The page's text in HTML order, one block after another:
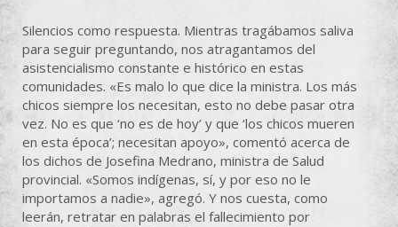
Silencios como respuesta. Mientras tragábamos saliva
para seguir preguntando, nos atragantamos del
asistencialismo constante e histórico en estas
comunidades. «Es malo lo que dice la ministra. Los más
chicos siempre los necesitan, esto no debe pasar otra
vez. No es que ‘no es de hoy’ y que ‘los chicos mueren
en esta época’; necesitan apoyo», comentó acerca de
los dichos de Josefina Medrano, ministra de Salud
provincial. «Somos indígenas, sí, y por eso no le
importamos a nadie», agregó. Y nos cuesta, como
leerán, retratar en palabras el fallecimiento por